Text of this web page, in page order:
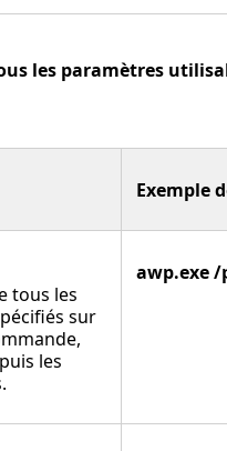
les paramètres
Exemple
tous les
sur
les
awp.exe